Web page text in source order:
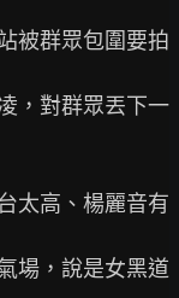
被群眾包圍要拍
，對群眾丟下一
太高、楊麗音有
場，說是女黑道